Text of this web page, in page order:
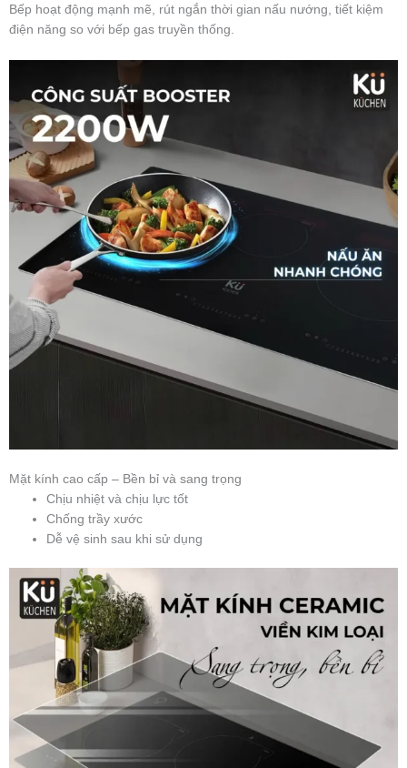
Bếp hoạt động mạnh mẽ, rút ngắn thời gian nấu nướng, tiết kiệm
điện năng so với bếp gas truyền thống.
Mặt kính cao cấp – Bền bỉ và sang trọng
Chịu nhiệt và chịu lực tốt
Chống trầy xước
Dễ vệ sinh sau khi sử dụng